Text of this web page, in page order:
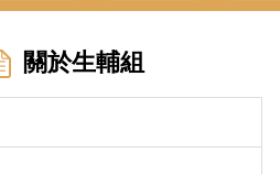
關於生輔組